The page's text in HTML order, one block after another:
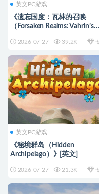
英文PC游戏
《遗忘国度：瓦林的召唤
（Forsaken Realms: Vahrin’s
2026-07-27 39.2K
英文PC游戏
《秘境群岛（Hidden
Archipelago）》[英文]
2026-07-27 21.3K